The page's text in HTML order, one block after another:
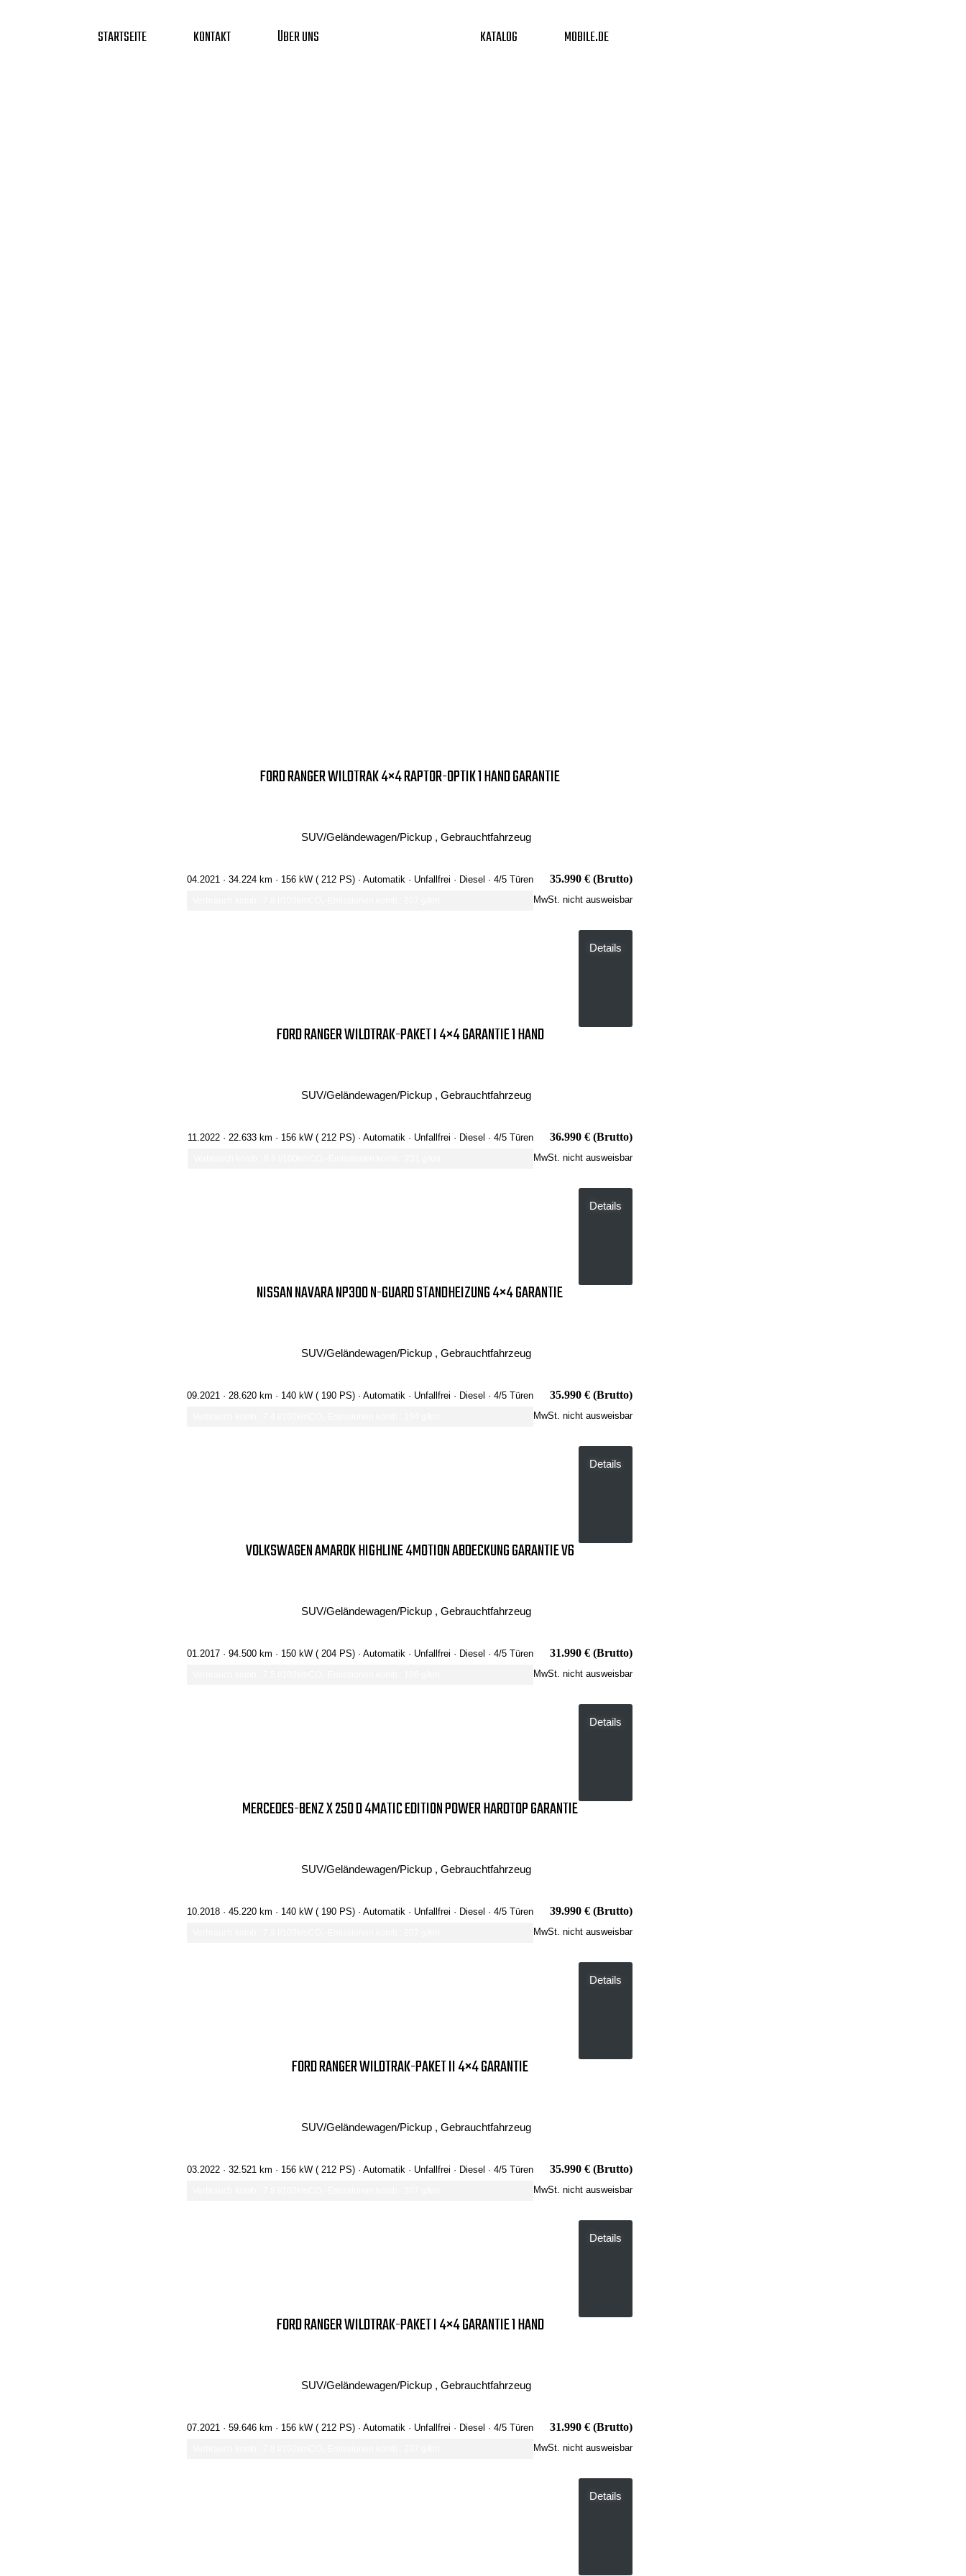
STARTSEITE KONTAKT ÜBER UNS KATALOG MOBILE.DE
FORD RANGER WILDTRAK 4×4 RAPTOR-OPTIK 1 HAND GARANTIE
SUV/Geländewagen/Pickup , Gebrauchtfahrzeug
04.2021 · 34.224 km · 156 kW ( 212 PS) · Automatik · Unfallfrei · Diesel · 4/5 Türen 35.990 € (Brutto)
MwSt. nicht ausweisbar
Details
FORD RANGER WILDTRAK-PAKET I 4×4 GARANTIE 1 HAND
SUV/Geländewagen/Pickup , Gebrauchtfahrzeug
11.2022 · 22.633 km · 156 kW ( 212 PS) · Automatik · Unfallfrei · Diesel · 4/5 Türen 36.990 € (Brutto)
MwSt. nicht ausweisbar
Details
NISSAN NAVARA NP300 N-GUARD STANDHEIZUNG 4×4 GARANTIE
SUV/Geländewagen/Pickup , Gebrauchtfahrzeug
09.2021 · 28.620 km · 140 kW ( 190 PS) · Automatik · Unfallfrei · Diesel · 4/5 Türen 35.990 € (Brutto)
MwSt. nicht ausweisbar
Details
VOLKSWAGEN AMAROK HIGHLINE 4MOTION ABDECKUNG GARANTIE V6
SUV/Geländewagen/Pickup , Gebrauchtfahrzeug
01.2017 · 94.500 km · 150 kW ( 204 PS) · Automatik · Unfallfrei · Diesel · 4/5 Türen 31.990 € (Brutto)
MwSt. nicht ausweisbar
Details
MERCEDES-BENZ X 250 D 4MATIC EDITION POWER HARDTOP GARANTIE
SUV/Geländewagen/Pickup , Gebrauchtfahrzeug
10.2018 · 45.220 km · 140 kW ( 190 PS) · Automatik · Unfallfrei · Diesel · 4/5 Türen 39.990 € (Brutto)
MwSt. nicht ausweisbar
Details
FORD RANGER WILDTRAK-PAKET II 4×4 GARANTIE
SUV/Geländewagen/Pickup , Gebrauchtfahrzeug
03.2022 · 32.521 km · 156 kW ( 212 PS) · Automatik · Unfallfrei · Diesel · 4/5 Türen 35.990 € (Brutto)
MwSt. nicht ausweisbar
Details
FORD RANGER WILDTRAK-PAKET I 4×4 GARANTIE 1 HAND
SUV/Geländewagen/Pickup , Gebrauchtfahrzeug
07.2021 · 59.646 km · 156 kW ( 212 PS) · Automatik · Unfallfrei · Diesel · 4/5 Türen 31.990 € (Brutto)
MwSt. nicht ausweisbar
Details